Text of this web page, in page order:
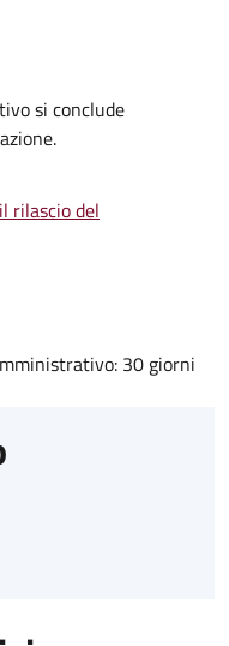
si conclude
rilascio del
30 giorni